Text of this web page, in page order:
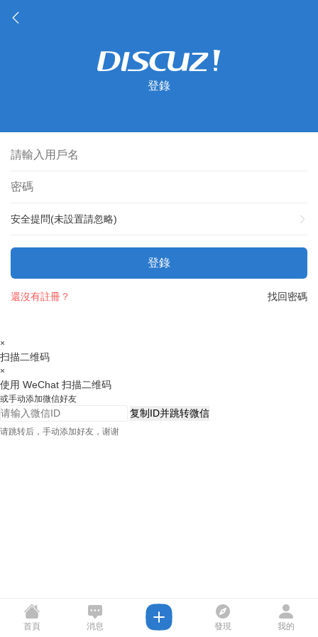
登錄
安全提問(未設置請忽略)
登錄
找回密碼
還沒有註冊？
×
扫描二维码
×
使用 WeChat 扫描二维码
或手动添加微信好友
复制ID并跳转微信
请跳转后，手动添加好友，谢谢
首頁 消息 發現 我的